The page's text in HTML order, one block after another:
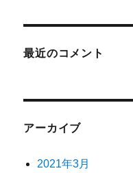
最近のコメント
アーカイブ
2021年3月